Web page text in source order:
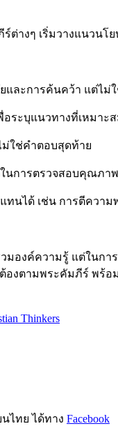
างๆ เริ่มวางแนวนโ
และการค้นคว้า แต่ไ
อระบุแนวทางที่เหมาะ
ม่ใช่คำตอบสุดท้าย
นการตรวจสอบคุณภา
นได้ เช่น การตีควา
มองค์ความรู้ แต่ในก
องตามพระคัมภีร์ พร้
Thinkers
ไทย ได้ทาง Facebook